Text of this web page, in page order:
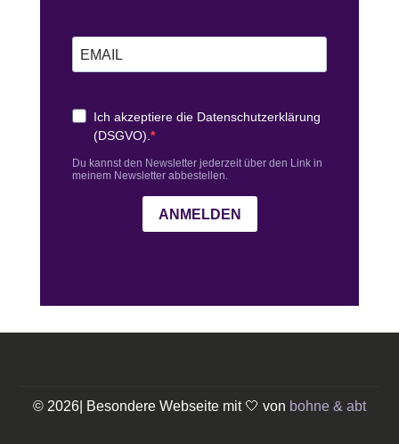
© 2026| Besondere Webseite mit 🤍 von bohne & abt